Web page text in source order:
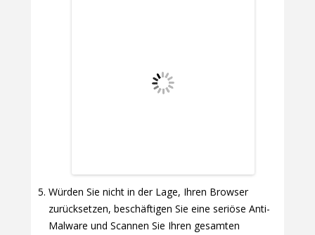
Würden Sie nicht in der Lage, Ihren Browser
zurücksetzen, beschäftigen Sie eine seriöse Anti-
Malware und Scannen Sie Ihren gesamten